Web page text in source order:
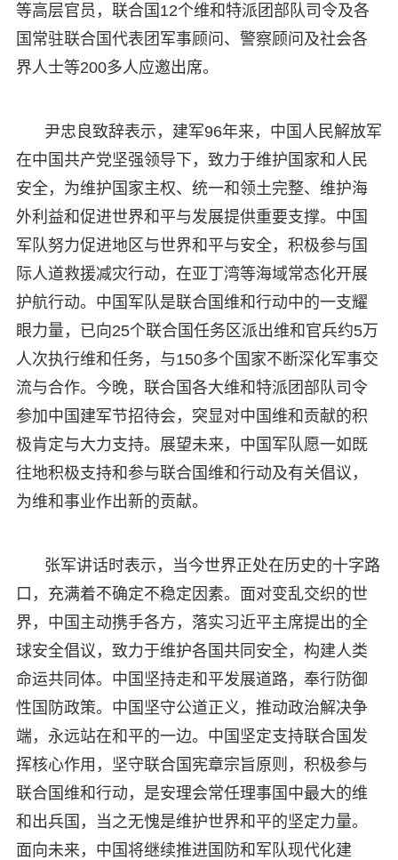
等高层官员，联合国12个维和特派团部队司令及各
国常驻联合国代表团军事顾问、警察顾问及社会各
界人士等200多人应邀出席。
尹忠良致辞表示，建军96年来，中国人民解放军
在中国共产党坚强领导下，致力于维护国家和人民
安全，为维护国家主权、统一和领土完整、维护海
外利益和促进世界和平与发展提供重要支撑。中国
军队努力促进地区与世界和平与安全，积极参与国
际人道救援减灾行动，在亚丁湾等海域常态化开展
护航行动。中国军队是联合国维和行动中的一支耀
眼力量，已向25个联合国任务区派出维和官兵约5万
人次执行维和任务，与150多个国家不断深化军事交
流与合作。今晚，联合国各大维和特派团部队司令
参加中国建军节招待会，突显对中国维和贡献的积
极肯定与大力支持。展望未来，中国军队愿一如既
往地积极支持和参与联合国维和行动及有关倡议，
为维和事业作出新的贡献。
张军讲话时表示，当今世界正处在历史的十字路
口，充满着不确定不稳定因素。面对变乱交织的世
界，中国主动携手各方，落实习近平主席提出的全
球安全倡议，致力于维护各国共同安全，构建人类
命运共同体。中国坚持走和平发展道路，奉行防御
性国防政策。中国坚守公道正义，推动政治解决争
端，永远站在和平的一边。中国坚定支持联合国发
挥核心作用，坚守联合国宪章宗旨原则，积极参与
联合国维和行动，是安理会常任理事国中最大的维
和出兵国，当之无愧是维护世界和平的坚定力量。
面向未来，中国将继续推进国防和军队现代化建